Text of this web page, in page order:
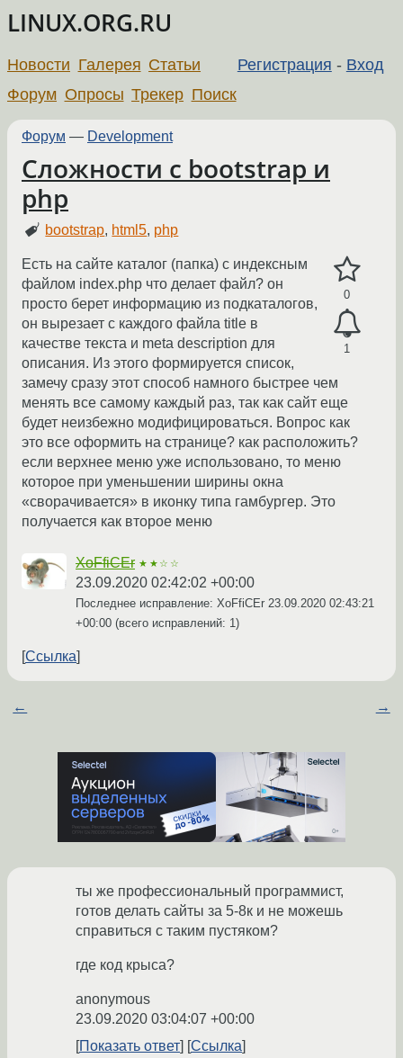
LINUX.ORG.RU
Регистрация - Вход
Новости Галерея Статьи
Форум Опросы Трекер Поиск
Форум — Development
Сложности с bootstrap и
php
bootstrap, html5, php
0
1
Есть на сайте каталог (папка) с индексным
файлом index.php что делает файл? он
просто берет информацию из подкаталогов,
он вырезает с каждого файла title в
качестве текста и meta description для
описания. Из этого формируется список,
замечу сразу этот способ намного быстрее чем
менять все самому каждый раз, так как сайт еще
будет неизбежно модифицироваться. Вопрос как
это все оформить на странице? как расположить?
если верхнее меню уже использовано, то меню
которое при уменьшении ширины окна
«сворачивается» в иконку типа гамбургер. Это
получается как второе меню
XoFfiCEr ★★☆☆
23.09.2020 02:42:02 +00:00
Последнее исправление: XoFfiCEr 23.09.2020 02:43:21
+00:00 (всего исправлений: 1)
Ссылка
← →
ты же профессиональный программист,
готов делать сайты за 5-8к и не можешь
справиться с таким пустяком?
где код крыса?
anonymous
23.09.2020 03:04:07 +00:00
Показать ответ
Ссылка